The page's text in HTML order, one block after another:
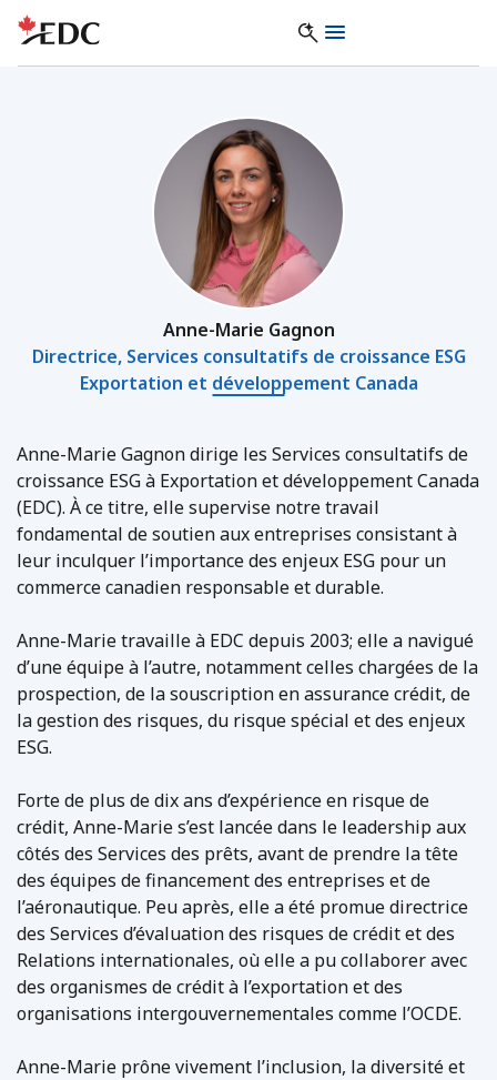
Anne-Marie Gagnon
Directrice, Services consultatifs de croissance ESG
Exportation et développement Canada
Anne-Marie Gagnon dirige les Services consultatifs de
croissance ESG à Exportation et développement Canada
(EDC). À ce titre, elle supervise notre travail
fondamental de soutien aux entreprises consistant à
leur inculquer l’importance des enjeux ESG pour un
commerce canadien responsable et durable.
Anne-Marie travaille à EDC depuis 2003; elle a navigué
d’une équipe à l’autre, notamment celles chargées de la
prospection, de la souscription en assurance crédit, de
la gestion des risques, du risque spécial et des enjeux
ESG.
Forte de plus de dix ans d’expérience en risque de
crédit, Anne-Marie s’est lancée dans le leadership aux
côtés des Services des prêts, avant de prendre la tête
des équipes de financement des entreprises et de
l’aéronautique. Peu après, elle a été promue directrice
des Services d’évaluation des risques de crédit et des
Relations internationales, où elle a pu collaborer avec
des organismes de crédit à l’exportation et des
organisations intergouvernementales comme l’OCDE.
Anne-Marie prône vivement l’inclusion, la diversité et